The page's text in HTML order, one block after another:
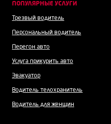
ПОПУЛЯРНЫЕ УСЛУГИ
Трезвый водитель
Персональный водитель
Перегон авто
Услуга прикурить авто
Эвакуатор
Водитель телохранитель
Водитель для женщин